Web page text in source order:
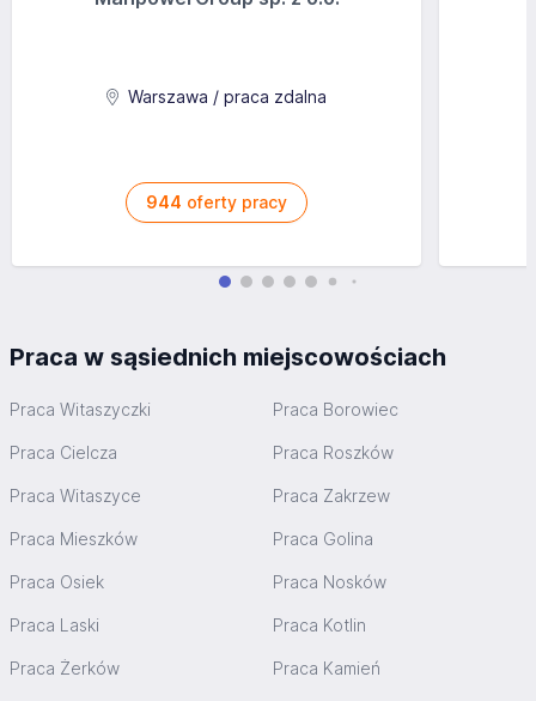
Warszawa / praca zdalna
944 oferty pracy
Praca w sąsiednich miejscowościach
Praca Witaszyczki Praca Borowiec
Praca Cielcza Praca Roszków
Praca Witaszyce Praca Zakrzew
Praca Mieszków Praca Golina
Praca Osiek Praca Nosków
Praca Laski Praca Kotlin
Praca Żerków Praca Kamień